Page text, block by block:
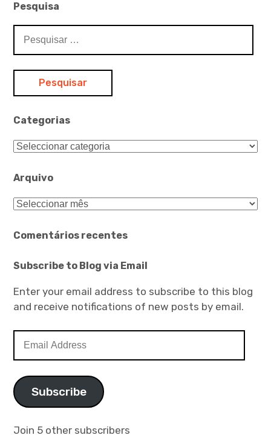
Pesquisa
por:
Categorias
Categorias
Arquivo
Arquivo
Comentários recentes
Subscribe to Blog via Email
Enter your email address to subscribe to this blog
and receive notifications of new posts by email.
Address
Subscribe
Join 5 other subscribers